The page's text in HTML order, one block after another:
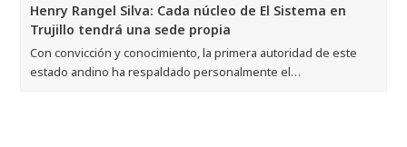
Henry Rangel Silva: Cada núcleo de El Sistema en
Trujillo tendrá una sede propia
Con convicción y conocimiento, la primera autoridad de este
estado andino ha respaldado personalmente el…